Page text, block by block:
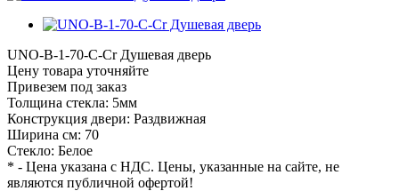
UNO-B-1-70-C-Cr Душевая дверь
Цену товара уточняйте
Привезем под заказ
Толщина стекла: 5мм
Конструкция двери: Раздвижная
Ширина см: 70
Стекло: Белое
* - Цена указана с НДС. Цены, указанные на сайте, не
являются публичной офертой!